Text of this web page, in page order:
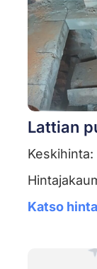
Lattian
Keskihinta:
Katso hinta